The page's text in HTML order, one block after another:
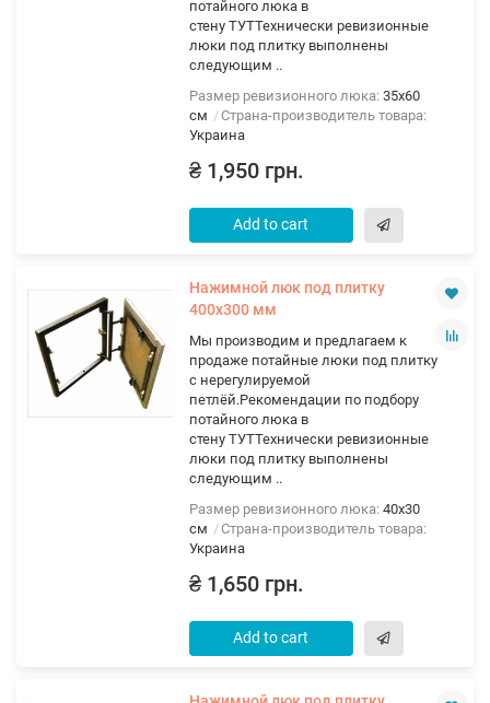
потайного люка в
стену ТУТТехнически ревизионные
люки под плитку выполнены
следующим ..
Размер ревизионного люка: 35х60
см
Страна-производитель товара:
Украина
₴ 1,950 грн.
Add to cart
Нажимной люк под плитку
400х300 мм
Мы производим и предлагаем к
продаже потайные люки под плитку
с нерегулируемой
петлёй.Рекомендации по подбору
потайного люка в
стену ТУТТехнически ревизионные
люки под плитку выполнены
следующим ..
Размер ревизионного люка: 40х30
см
Страна-производитель товара:
Украина
₴ 1,650 грн.
Add to cart